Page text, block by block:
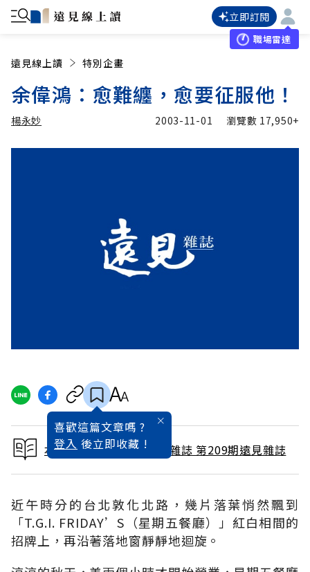
立即訂閱
職場雷達
遠見線上讀 特別企畫
余偉鴻：愈難纏，愈要征服他！
楊永妙 2003-11-01 瀏覽數 17,950+
喜歡這篇文章嗎 ?
登入 後立即收藏 !
本文出自 2003 / 11月號雜誌 第209期遠見雜誌
近午時分的台北敦化北路，幾片落葉悄然飄到
「T.G.I. FRIDAY’S（星期五餐廳）」紅白相間的
招牌上，再沿著落地窗靜靜地迴旋。